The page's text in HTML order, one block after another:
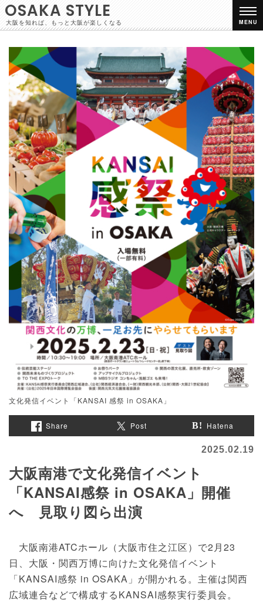
OSAKA STYLE
大阪を知れば、もっと大阪が楽しくなる MENU
文化発信イベント「KANSAI 感祭 in OSAKA」
Share Post Hatena
2025.02.19
大阪南港で文化発信イベント
「KANSAI感祭 in OSAKA」開催
へ 見取り図ら出演
大阪南港ATCホール（大阪市住之江区）で2月23
日、大阪・関西万博に向けた文化発信イベント
「KANSAI感祭 in OSAKA」が開かれる。主催は関西
広域連合などで構成するKANSAI感祭実行委員会。